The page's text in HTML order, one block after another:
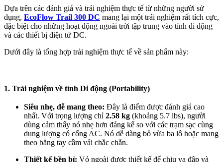
Dựa trên các đánh giá và trải nghiệm thực tế từ những người sử
dụng, EcoFlow Trail 300 DC mang lại một trải nghiệm rất tích cực,
đặc biệt cho những hoạt động ngoài trời tập trung vào tính di động
và các thiết bị điện tử DC.
Dưới đây là tổng hợp trải nghiệm thực tế về sản phẩm này:
1. Trải nghiệm về tính Di động (Portability)
Siêu nhẹ, dễ mang theo: Đây là điểm được đánh giá cao
nhất. Với trọng lượng chỉ 2.58 kg (khoảng 5.7 lbs), người
dùng cảm thấy nó nhẹ hơn đáng kể so với các trạm sạc cùng
dung lượng có cổng AC. Nó dễ dàng bỏ vừa ba lô hoặc mang
theo bằng tay cầm vải chắc chắn.
Thiết kế bền bỉ: Vỏ ngoài được thiết kế để chịu va đập và